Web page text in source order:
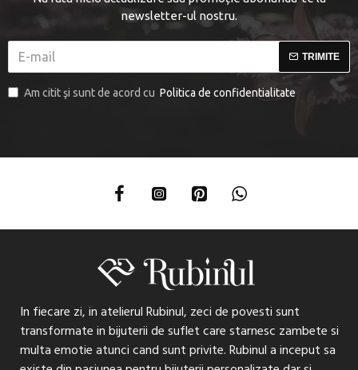
newsletter-ul nostru.
TRIMITE
Am citit şi sunt de acord cu Politica de confidentialitate
In fiecare zi, in atelierul Rubinul, zeci de povesti sunt
transformate in bijuterii de suflet care starnesc zambete si
multa emotie atunci cand sunt privite. Rubinul a inceput sa